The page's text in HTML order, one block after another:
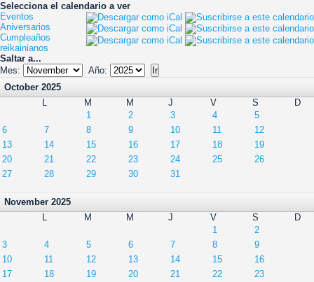
Selecciona el calendario a ver
Eventos
Aniversarios
Cumpleaños
reikainianos
Saltar a...
Mes:
Año:
October 2025
L
M M J V S
D
1
2 3 4
5
6
7 8 9 10 11
12
13
14 15 16 17 18
19
20
21 22 23 24 25
26
27
28 29 30 31
November 2025
L
M M J V S
D
1
2
3
4 5 6 7 8
9
10
11 12 13 14 15
16
17
18 19 20 21 22 23